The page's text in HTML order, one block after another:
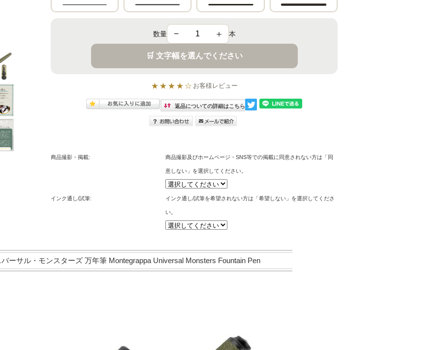
数量 − ＋ 本
🛒 文字幅を選んでください
★★★★☆ お客様レビュー
返品についての詳細はこちら
商品撮影・掲載: 商品撮影及びホームページ・SNS等での掲載に同意されない方は「同
意しない」を選択してください。
インク通し/試筆: インク通し/試筆を希望されない方は「希望しない」を選択してくださ
い。
ーサル・モンスターズ 万年筆 Montegrappa Universal Monsters Fountain Pen